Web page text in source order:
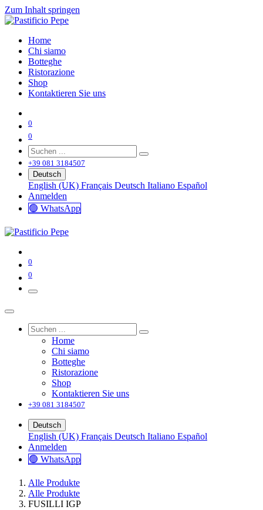
Zum Inhalt springen
Home
Chi siamo
Botteghe
Ristorazione
Shop
Kontaktieren Sie uns
0
0
+39 081 3184507
Deutsch
English (UK) Français Deutsch Italiano Español
Anmelden
🟢 WhatsApp
0
0
Home
Chi siamo
Botteghe
Ristorazione
Shop
Kontaktieren Sie uns
+39 081 3184507
Deutsch
English (UK) Français Deutsch Italiano Español
Anmelden
🟢 WhatsApp
Alle Produkte
Alle Produkte
FUSILLI IGP